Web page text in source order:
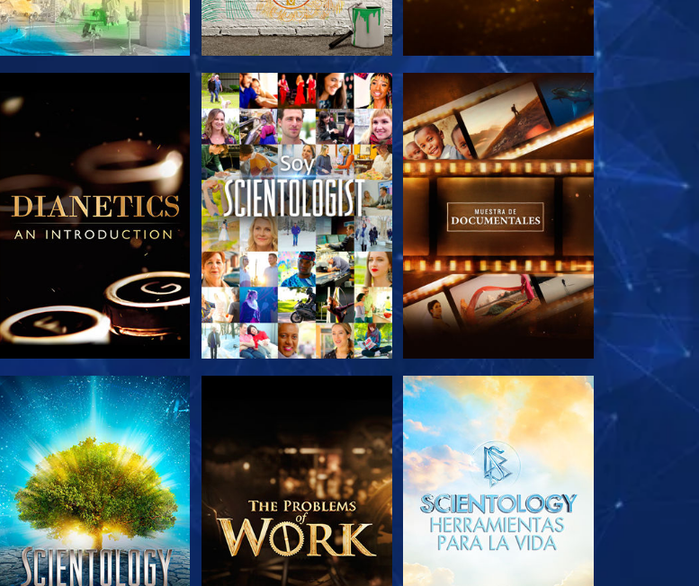
EXPLORA LAS SERIES EXPLORA LAS SERIES EXPLORA LAS SERIES
VE EXPLORA LAS SERIES